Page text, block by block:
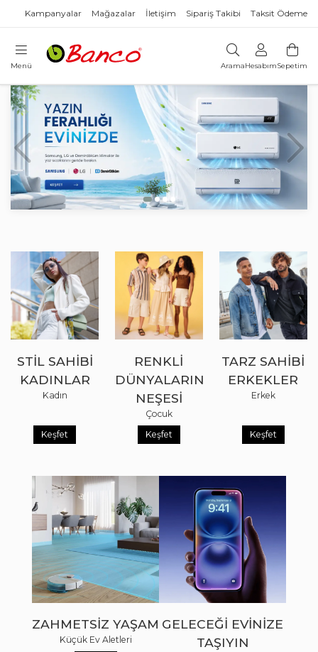
Kampanyalar Mağazalar İletişim Sipariş Takibi Taksit Ödeme
Menü AramaHesabımSepetim
STIL SAHIBI
KADINLAR
Kadın
Keşfet
RENKLI
DÜNYALARIN
NEŞESI
Çocuk
Keşfet
TARZ SAHIBI
ERKEKLER
Erkek
Keşfet
ZAHMETSIZ YAŞAM
Küçük Ev Aletleri
GELECEĞI EVINIZE
TAŞIYIN